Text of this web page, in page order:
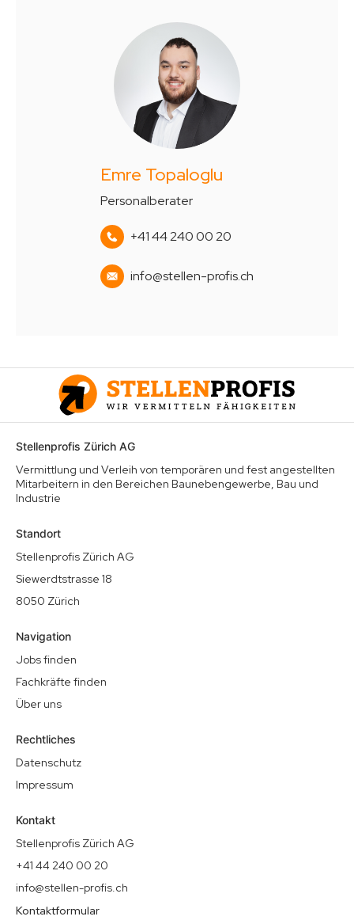
Emre Topaloglu
Personalberater
+41 44 240 00 20
info@stellen-profis.ch
Stellenprofis Zürich AG
Vermittlung und Verleih von temporären und fest angestellten
Mitarbeitern in den Bereichen Baunebengewerbe, Bau und
Industrie
Standort
Stellenprofis Zürich AG
Siewerdtstrasse 18
8050 Zürich
Navigation
Jobs finden
Fachkräfte finden
Über uns
Rechtliches
Datenschutz
Impressum
Kontakt
Stellenprofis Zürich AG
+41 44 240 00 20
info@stellen-profis.ch
Kontaktformular